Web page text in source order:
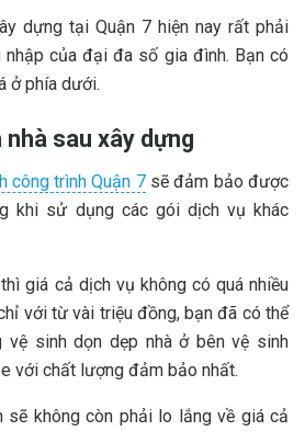
dựng tại Quận 7 hiện nay rất phải
nhập của đại đa số gia đình. Bạn có
ở phía dưới.
nhà sau xây dựng
công trình Quận 7sẽ đảm bảo được
khi sử dụng các gói dịch vụ khác
giá cả dịch vụ không có quá nhiều
với từ vài triệu đồng, bạn đã có thể
sinh dọn dẹp nhà ở bên vệ sinh
với chất lượng đảm bảo nhất.
sẽ không còn phải lo lắng về giá cả